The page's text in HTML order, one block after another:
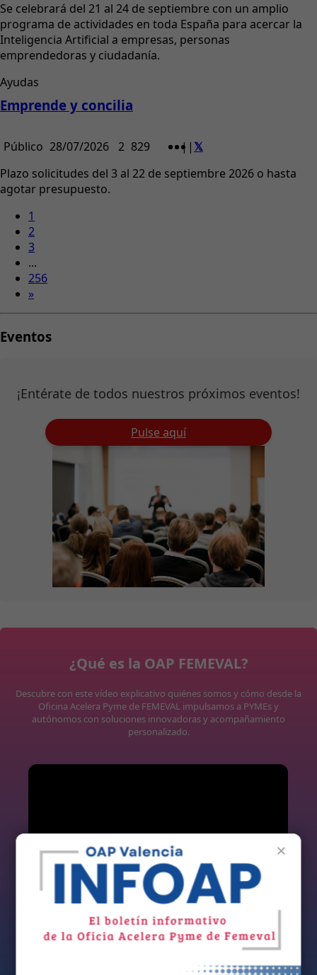
Se celebrará del 21 al 24 de septiembre con un amplio
programa de actividades en toda España para acercar la
Inteligencia Artificial a empresas, personas
emprendedoras y ciudadanía.
Ayudas
Emprende y concilia
Público 28/07/2026 2 829 | |
Plazo solicitudes del 3 al 22 de septiembre 2026 o hasta
agotar presupuesto.
1
2
3
...
256
»
Eventos
¡Entérate de todos nuestros próximos eventos!
Pulse aquí
¿Qué es la OAP FEMEVAL?
Descubre con este vídeo explicativo quiénes somos y cómo desde la
Oficina Acelera Pyme de FEMEVAL impulsamos a PYMEs y
autónomos con soluciones innovadoras y acompañamiento
personalizado.
×